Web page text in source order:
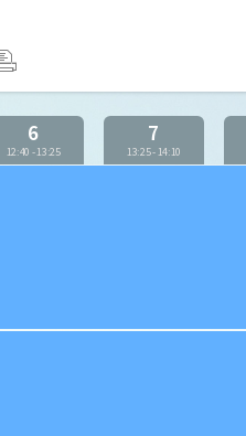
6
12:40 -13:25
7
13:25-14:10